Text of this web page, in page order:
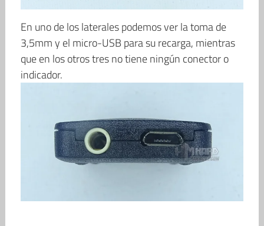
En uno de los laterales podemos ver la toma de
3,5mm y el micro-USB para su recarga, mientras
que en los otros tres no tiene ningún conector o
indicador.